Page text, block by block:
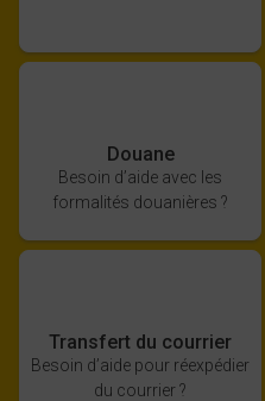
Douane
Besoin d’aide avec les
formalités douanières ?
Transfert du courrier
Besoin d’aide pour réexpédier
du courrier ?